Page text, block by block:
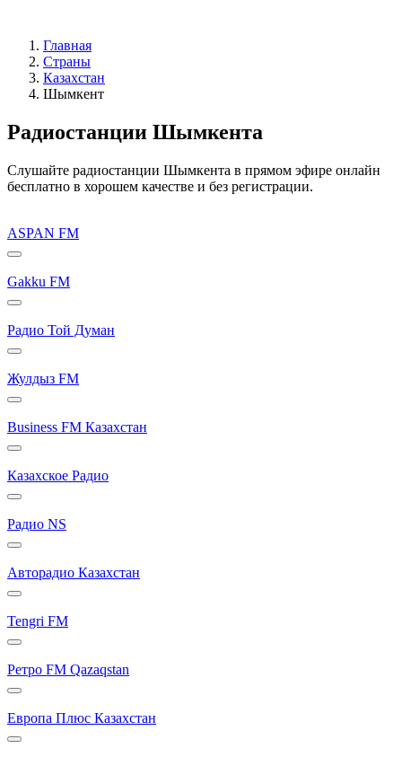
Главная
Страны
Казахстан
Шымкент
Радиостанции Шымкента
Слушайте радиостанции Шымкента в прямом эфире онлайн
бесплатно в хорошем качестве и без регистрации.
ASPAN FM
Gakku FM
Радио Той Думан
Жулдыз FM
Business FM Казахстан
Казахское Радио
Радио NS
Авторадио Казахстан
Tengri FM
Ретро FM Qazaqstan
Европа Плюс Казахстан